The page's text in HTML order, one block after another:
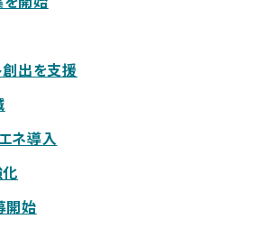
出を支援
ネ導入
開始